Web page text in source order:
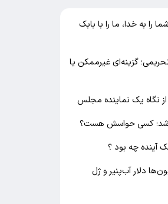
را به خدا، ما را با بابک
گزینه‌ای غیرممکن یا
نگاه یک نماینده مجلس
آینده چه بود ؟
دلار آب‌پنیر و ژل